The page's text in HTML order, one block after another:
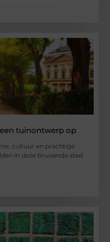
tuinontwerp op
cultuur en prachtige
in deze bruisende stad